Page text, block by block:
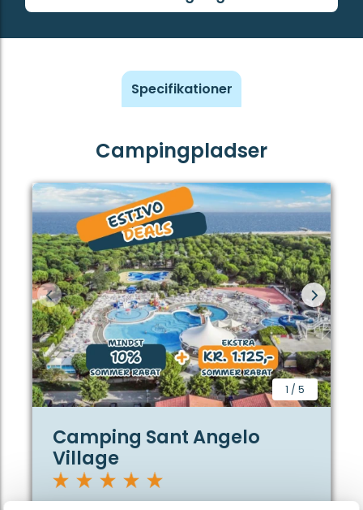
Specifikationer
Campingpladser
1 / 5
Camping Sant Angelo
Village